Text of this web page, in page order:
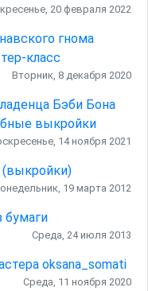
20 февраля 2022
гнома
класс
Вторник, 8 декабря 2020
Бэби Бона
выкройки
14 ноября 2021
19 марта 2012
бумаги
Среда, 24 июля 2013
oksana_somati
Среда, 11 ноября 2020